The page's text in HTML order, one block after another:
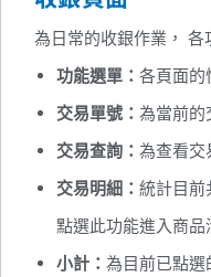
為日常的收銀作業， 各
功能選單： 各頁面的
交易單號： 為當前的
交易查詢： 為查看交
交易明細： 統計目前
點選此功能進入商品
小計： 為目前已點選